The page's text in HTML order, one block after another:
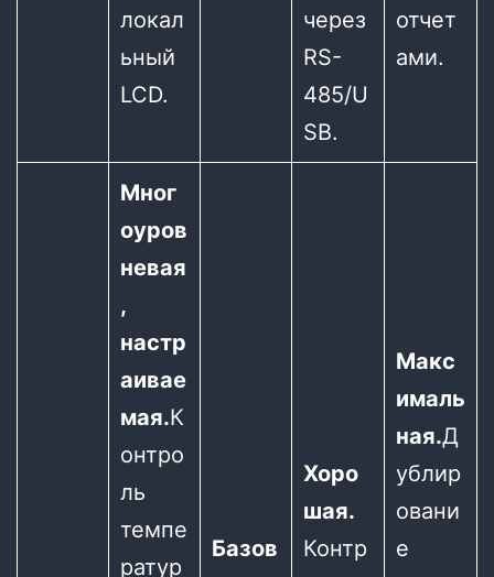
локал
ьный
LCD.
через
RS-
485/U
SB.
отчет
ами.
Мног
оуров
невая
,
настр
аивае
мая.К
онтро
ль
темпе
ратур
Базов
Хоро
шая.
Контр
Макс
ималь
ная.Д
ублир
овани
е